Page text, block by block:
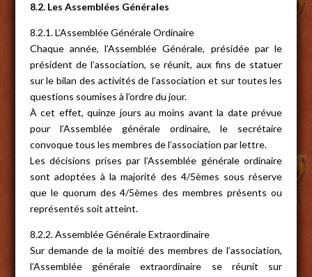
8.2. Les Assemblées Générales
8.2.1. L’Assemblée Générale Ordinaire
Chaque année, l’Assemblée Générale, présidée par le
président de l’association, se réunit, aux fins de statuer
sur le bilan des activités de l’association et sur toutes les
questions soumises à l’ordre du jour.
À cet effet, quinze jours au moins avant la date prévue
pour l’Assemblée générale ordinaire, le secrétaire
convoque tous les membres de l’association par lettre.
Les décisions prises par l’Assemblée générale ordinaire
sont adoptées à la majorité des 4/5èmes sous réserve
que le quorum des 4/5èmes des membres présents ou
représentés soit atteint.
8.2.2. Assemblée Générale Extraordinaire
Sur demande de la moitié des membres de l’association,
l’Assemblée générale extraordinaire se réunit sur